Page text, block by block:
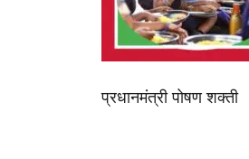
प्रधानमंत्री पोषण शक्ती